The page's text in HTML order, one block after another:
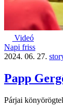
Videó
Napi friss
2024. 06. 27.
Papp
Párjai